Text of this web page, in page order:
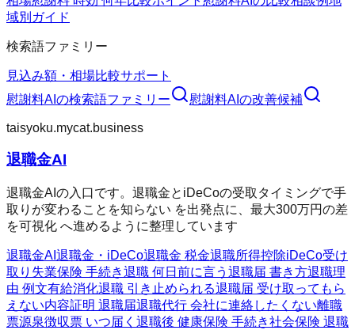
域別ガイド
検索語ファミリー
見込み額・相場比較サポート
慰謝料AI の検索語ファミリー 慰謝料AI の改善候補
taisyoku.mycat.business
退職金AI
退職金AIの入口です。退職金とiDeCoの受取タイミングで手
取りが変わることを知らない を出発点に、最大300万円の差
を可視化 へ進めるように整理しています
退職金AI 退職金・iDeCo退職金 税金退職所得控除iDeCo受け
取り 失業保険 手続き退職 何日前に言う 退職届 書き方退職理
由 例文有給消化退職 引き止められる退職届 受け取ってもら
えない内容証明 退職届退職代行 会社に連絡したくない離職
票源泉徴収票 いつ届く 退職後 健康保険 手続き社会保険 退職